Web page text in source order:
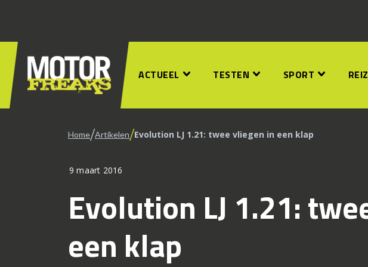
ACTUEEL TESTEN SPORT
Home/Artikelen/Evolution LJ 1.21: twee vliegen in een klap
9 maart 2016
Evolution LJ 1.21:
een klap